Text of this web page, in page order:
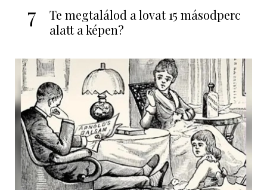
7
Te megtalálod a lovat 15 másodperc
alatt a képen?